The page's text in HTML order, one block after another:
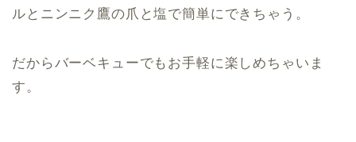
ルとニンニク鷹の爪と塩で簡単にできちゃう。
だからバーベキューでもお手軽に楽しめちゃいま
す。